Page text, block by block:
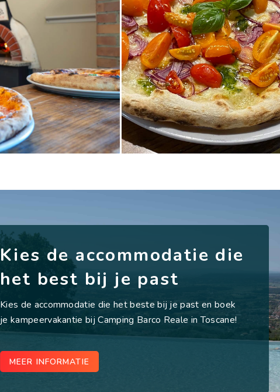
Kies de accommodatie die
het best bij je past
Kies de accommodatie die het beste bij je past en boek
je kampeervakantie bij Camping Barco Reale in Toscane!
MEER INFORMATIE